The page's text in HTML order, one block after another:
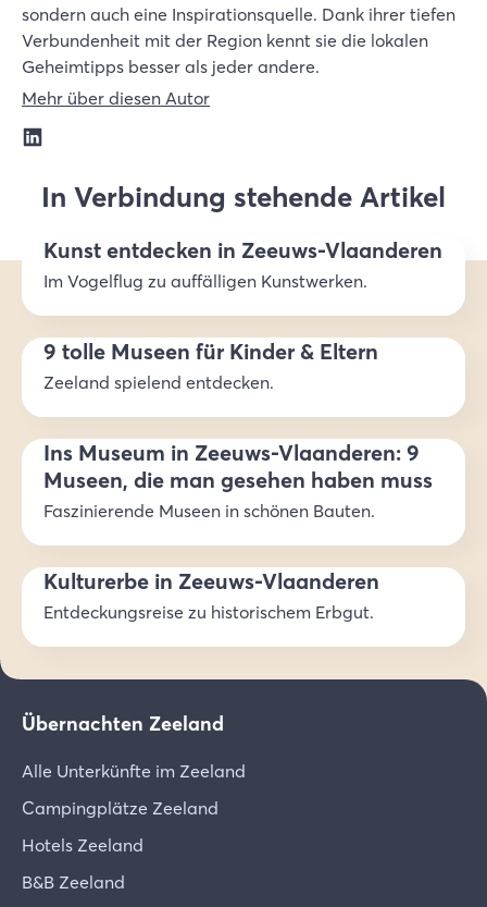
sondern auch eine Inspirationsquelle. Dank ihrer tiefen
Verbundenheit mit der Region kennt sie die lokalen
Geheimtipps besser als jeder andere.
Mehr über diesen Autor
In Verbindung stehende Artikel
Kunst entdecken in Zeeuws-Vlaanderen
Im Vogelflug zu auffälligen Kunstwerken.
9 tolle Museen für Kinder & Eltern
Zeeland spielend entdecken.
Ins Museum in Zeeuws-Vlaanderen: 9
Museen, die man gesehen haben muss
Faszinierende Museen in schönen Bauten.
Kulturerbe in Zeeuws-Vlaanderen
Entdeckungsreise zu historischem Erbgut.
Übernachten Zeeland
Alle Unterkünfte im Zeeland
Campingplätze Zeeland
Hotels Zeeland
B&B Zeeland